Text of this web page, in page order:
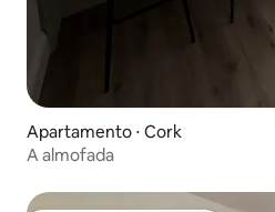
Apartamento ⋅ Cork
A almofada